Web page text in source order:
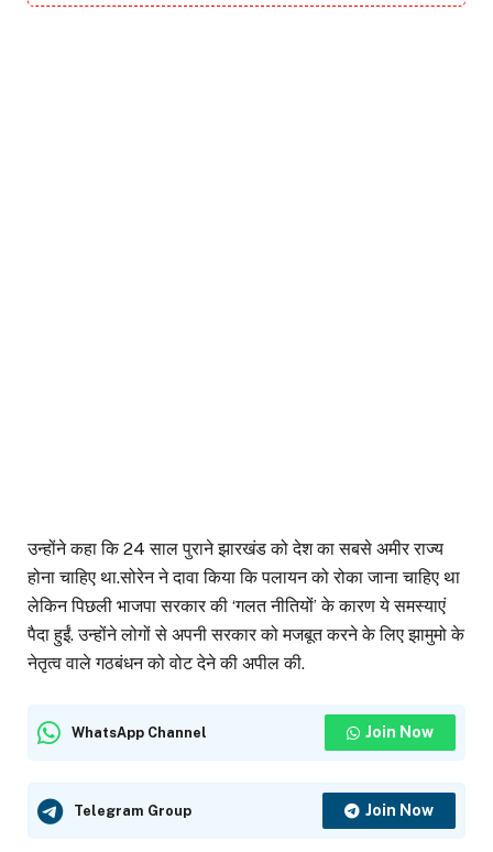
उन्होंने कहा कि 24 साल पुराने झारखंड को देश का सबसे अमीर राज्य
होना चाहिए था.सोरेन ने दावा किया कि पलायन को रोका जाना चाहिए था
लेकिन पिछली भाजपा सरकार की ‘गलत नीतियों’ के कारण ये समस्याएं
पैदा हुईं. उन्होंने लोगों से अपनी सरकार को मजबूत करने के लिए झामुमो के
नेतृत्व वाले गठबंधन को वोट देने की अपील की.
WhatsApp Channel Join Now
Telegram Group Join Now